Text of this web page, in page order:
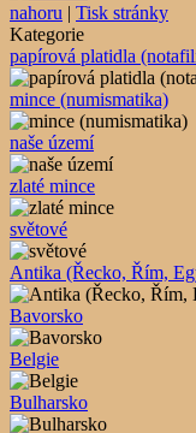
nahoru | Tisk stránky
Kategorie
papírová platidla
mince (numismatika)
naše území
zlaté mince
světové
Antika (Řecko, Řím,
Bavorsko
Belgie
Bulharsko